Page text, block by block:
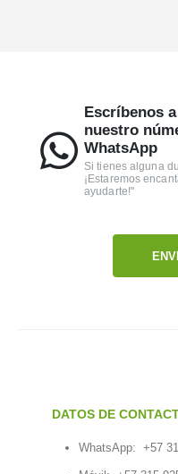
Escríbenos
nuestro
WhatsApp
Si tienes alguna
¡Estaremos
ayudarte!"
DATOS DE
WhatsApp: +57